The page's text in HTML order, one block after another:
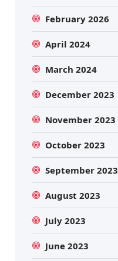
February 2026
April 2024
March 2024
December 2023
November 2023
October 2023
September 2023
August 2023
July 2023
June 2023